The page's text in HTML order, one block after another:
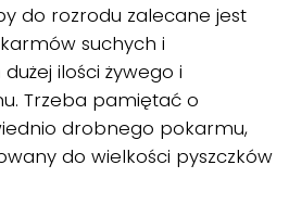
do rozrodu zalecane jest
suchych i
ilości żywego i
Trzeba pamiętać o
drobnego pokarmu,
do wielkości pyszczków